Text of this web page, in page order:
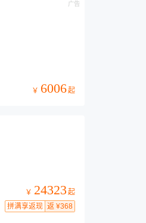
￥ 6006起
广告
￥ 24323 起
拼满享返现 返 ¥368